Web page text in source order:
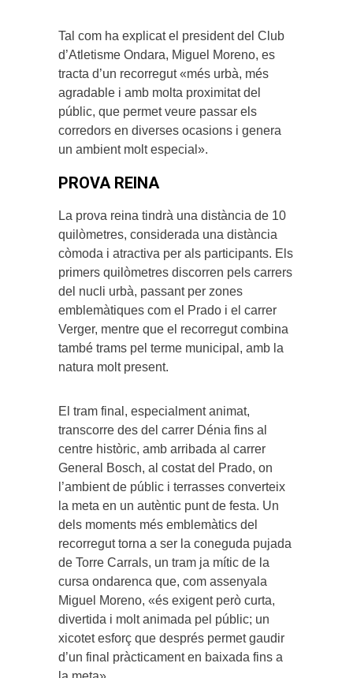
Tal com ha explicat el president del Club
d’Atletisme Ondara, Miguel Moreno, es
tracta d’un recorregut «més urbà, més
agradable i amb molta proximitat del
públic, que permet veure passar els
corredors en diverses ocasions i genera
un ambient molt especial».
PROVA REINA
La prova reina tindrà una distància de 10
quilòmetres, considerada una distància
còmoda i atractiva per als participants. Els
primers quilòmetres discorren pels carrers
del nucli urbà, passant per zones
emblemàtiques com el Prado i el carrer
Verger, mentre que el recorregut combina
també trams pel terme municipal, amb la
natura molt present.
El tram final, especialment animat,
transcorre des del carrer Dénia fins al
centre històric, amb arribada al carrer
General Bosch, al costat del Prado, on
l’ambient de públic i terrasses converteix
la meta en un autèntic punt de festa. Un
dels moments més emblemàtics del
recorregut torna a ser la coneguda pujada
de Torre Carrals, un tram ja mític de la
cursa ondarenca que, com assenyala
Miguel Moreno, «és exigent però curta,
divertida i molt animada pel públic; un
xicotet esforç que després permet gaudir
d’un final pràcticament en baixada fins a